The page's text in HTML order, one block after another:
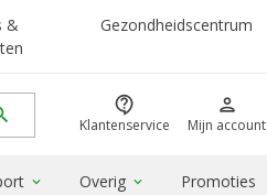
&
Gezondheidscentrum
contact_support
Klantenservice
person
Mijn account
expand_more Overig expand_more Promoties